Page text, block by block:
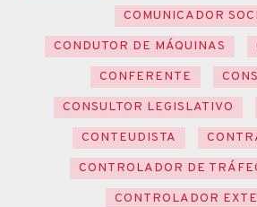
COMUNICADOR
CONDUTOR DE MÁQUINAS
CONFERENTE
CONSULTOR LEGISLATIVO
CONTEUDISTA
CONTROLADOR DE
CONTROLADOR